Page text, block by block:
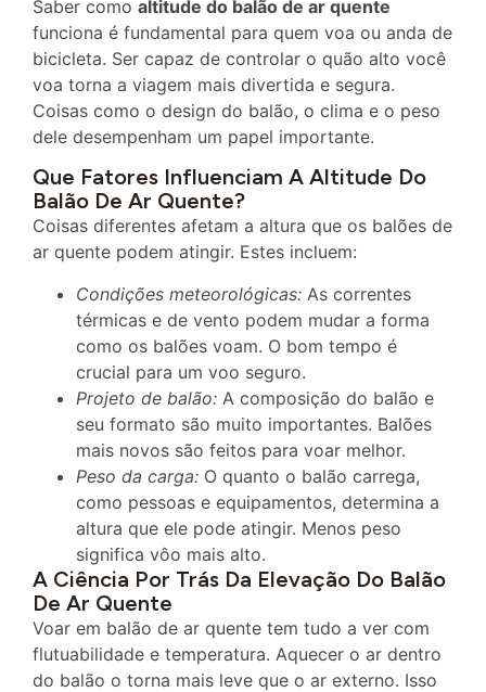
Saber como altitude do balão de ar quente
funciona é fundamental para quem voa ou anda de
bicicleta. Ser capaz de controlar o quão alto você
voa torna a viagem mais divertida e segura.
Coisas como o design do balão, o clima e o peso
dele desempenham um papel importante.
Que Fatores Influenciam A Altitude Do
Balão De Ar Quente?
Coisas diferentes afetam a altura que os balões de
ar quente podem atingir. Estes incluem:
Condições meteorológicas: As correntes
térmicas e de vento podem mudar a forma
como os balões voam. O bom tempo é
crucial para um voo seguro.
Projeto de balão: A composição do balão e
seu formato são muito importantes. Balões
mais novos são feitos para voar melhor.
Peso da carga: O quanto o balão carrega,
como pessoas e equipamentos, determina a
altura que ele pode atingir. Menos peso
significa vôo mais alto.
A Ciência Por Trás Da Elevação Do Balão
De Ar Quente
Voar em balão de ar quente tem tudo a ver com
flutuabilidade e temperatura. Aquecer o ar dentro
do balão o torna mais leve que o ar externo. Isso